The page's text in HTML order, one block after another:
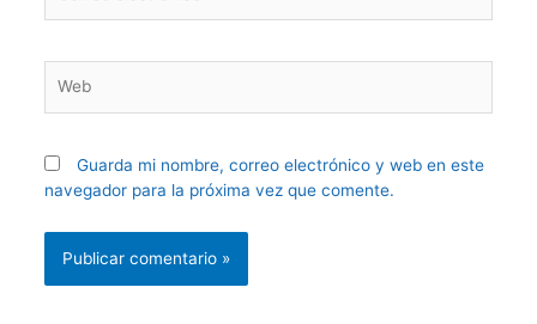
Guarda mi nombre, correo electrónico y web en este
navegador para la próxima vez que comente.